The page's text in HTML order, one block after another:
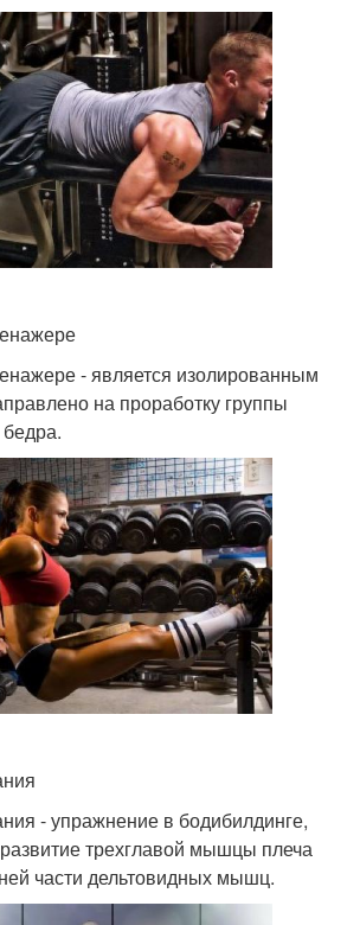
- является изолированным
на проработку группы
- упражнение в бодибилдинге,
трехглавой мышцы плеча
части дельтовидных мышц.